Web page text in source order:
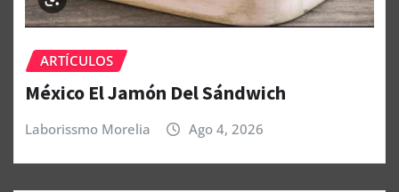
ARTÍCULOS
México El Jamón Del Sándwich
Laborissmo Morelia Ago 4, 2026